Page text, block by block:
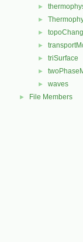
►
►
►
►
► triSurface
►
► waves
► File Members